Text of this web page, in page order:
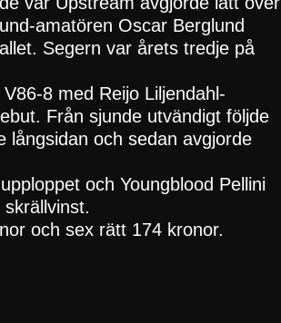
amatören Oscar Berglund
Segern var årets tredje på
8 med Reijo Liljendahl-
Från sjunde utvändigt följde
långsidan och sedan avgjorde
och Youngblood Pellini
och sex rätt 174 kronor.